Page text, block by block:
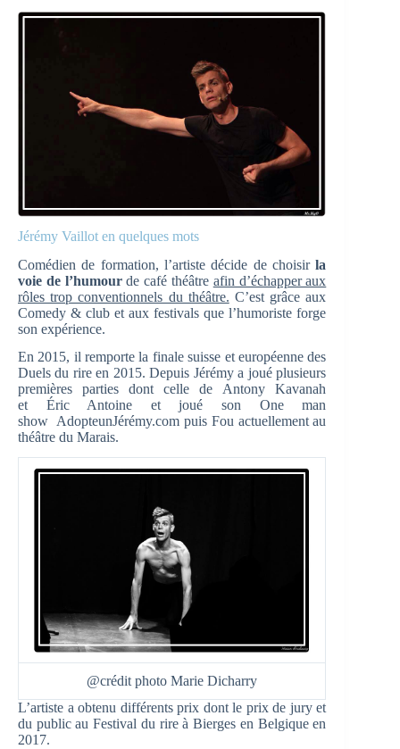
Jérémy Vaillot en quelques mots
Comédien de formation, l’artiste décide de choisirla
voie de l’humourde café théâtre afin d’échapper aux
rôles trop conventionnels du théâtre. C’est grâce aux
Comedy & club et aux festivals que l’humoriste forge
son expérience.
En 2015, il remporte la finale suisse et européenne des
Duels du rire en 2015. Depuis Jérémy a joué plusieurs
premières parties dont celle de Antony Kavanah
et Éric Antoine et joué son One man
show AdopteunJérémy.com puis Fou actuellement au
théâtre du Marais.
@crédit photo Marie Dicharry
L’artiste a obtenu différents prix dont le prix de jury et
du public au Festival du rire à Bierges en Belgique en
2017.